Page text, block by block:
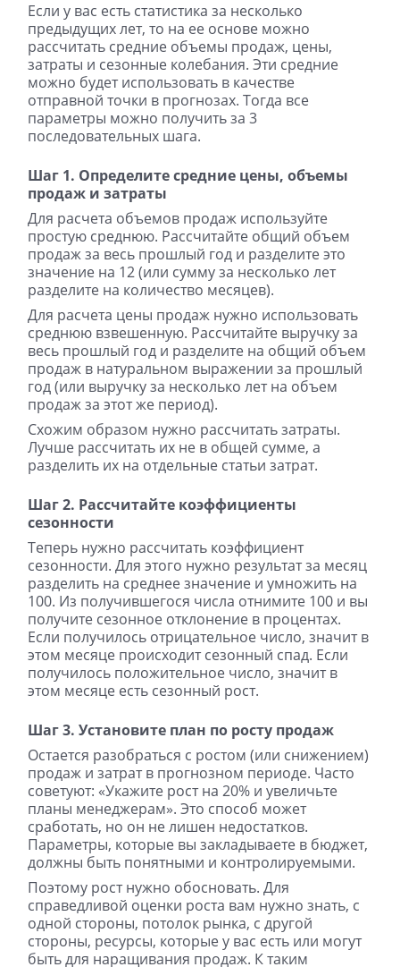
Если у вас есть статистика за несколько
предыдущих лет, то на ее основе можно
рассчитать средние объемы продаж, цены,
затраты и сезонные колебания. Эти средние
можно будет использовать в качестве
отправной точки в прогнозах. Тогда все
параметры можно получить за 3
последовательных шага.
Шаг 1. Определите средние цены, объемы
продаж и затраты
Для расчета объемов продаж используйте
простую среднюю. Рассчитайте общий объем
продаж за весь прошлый год и разделите это
значение на 12 (или сумму за несколько лет
разделите на количество месяцев).
Для расчета цены продаж нужно использовать
среднюю взвешенную. Рассчитайте выручку за
весь прошлый год и разделите на общий объем
продаж в натуральном выражении за прошлый
год (или выручку за несколько лет на объем
продаж за этот же период).
Схожим образом нужно рассчитать затраты.
Лучше рассчитать их не в общей сумме, а
разделить их на отдельные статьи затрат.
Шаг 2. Рассчитайте коэффициенты
сезонности
Теперь нужно рассчитать коэффициент
сезонности. Для этого нужно результат за месяц
разделить на среднее значение и умножить на
100. Из получившегося числа отнимите 100 и вы
получите сезонное отклонение в процентах.
Если получилось отрицательное число, значит в
этом месяце происходит сезонный спад. Если
получилось положительное число, значит в
этом месяце есть сезонный рост.
Шаг 3. Установите план по росту продаж
Остается разобраться с ростом (или снижением)
продаж и затрат в прогнозном периоде. Часто
советуют: «Укажите рост на 20% и увеличьте
планы менеджерам». Это способ может
сработать, но он не лишен недостатков.
Параметры, которые вы закладываете в бюджет,
должны быть понятными и контролируемыми.
Поэтому рост нужно обосновать. Для
справедливой оценки роста вам нужно знать, с
одной стороны, потолок рынка, с другой
стороны, ресурсы, которые у вас есть или могут
быть для наращивания продаж. К таким
Поделитесь статьей с друзьями
и сохраните себе на стену,
чтобы не потерять: